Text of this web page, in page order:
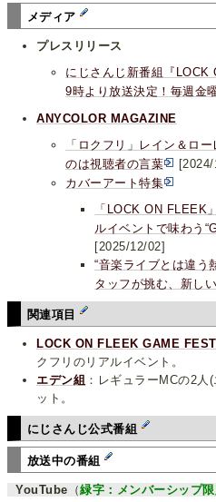
メディア
プレスリリース
にじさんじ新番組『
9時より放送決定！毎週金
ANYCOLOR MAGAZINE
「ロクフリ」レイン＆ロ
のは視聴者の言葉
カバーアート特集
「LOCK ON
ルイベントで味わう
[2025/12/02]
“音楽ライブとは違う
タッフが挑む、新し
関連項目
LOCK ON FLEEK GAME
クフリのリアルイベント。
エデン組 ：レギュラーMCの2人
ット。
にじさんじ公式番組
放送中の番組
YouTube （緑字：メンバーシップ限